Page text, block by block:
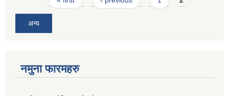
अन्य
नमुना फारमहरु